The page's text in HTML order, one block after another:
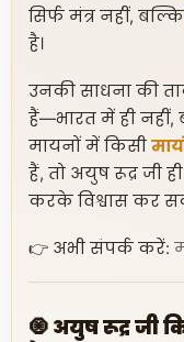
सिर्फ मंत्र नहीं, बल्कि
है।
उनकी साधना की
हैं—भारत में ही नहीं,
मायनों में किसी
हैं, तो अयुष रूद्र जी
करके विश्वास कर
👉 अभी संपर्क करें:
🧿 अयुष रूद्र जी